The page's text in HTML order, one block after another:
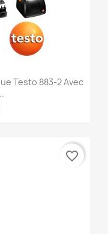
Testo 883-2 Avec
favorite_border